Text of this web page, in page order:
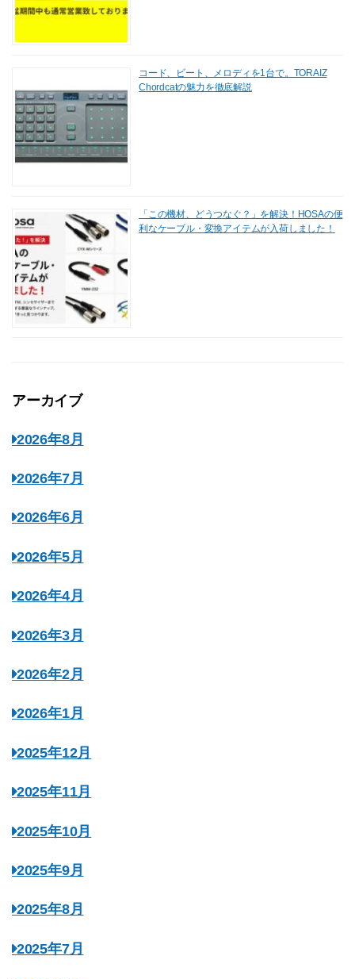
コード、ビート、メロディを1台で。TORAIZ
Chordcatの魅力を徹底解説
「この機材、どうつなぐ？」を解決！HOSAの便
利なケーブル・変換アイテムが入荷しました！
アーカイブ
2026年8月
2026年7月
2026年6月
2026年5月
2026年4月
2026年3月
2026年2月
2026年1月
2025年12月
2025年11月
2025年10月
2025年9月
2025年8月
2025年7月